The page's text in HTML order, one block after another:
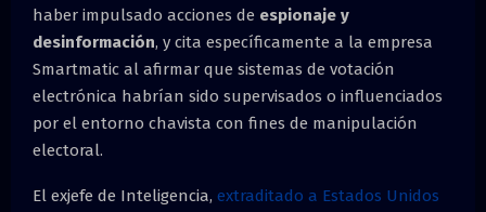
haber impulsado acciones de espionaje y
desinformación, y cita específicamente a la empresa
Smartmatic al afirmar que sistemas de votación
electrónica habrían sido supervisados o influenciados
por el entorno chavista con fines de manipulación
electoral.
El exjefe de Inteligencia, extraditado a Estados Unidos